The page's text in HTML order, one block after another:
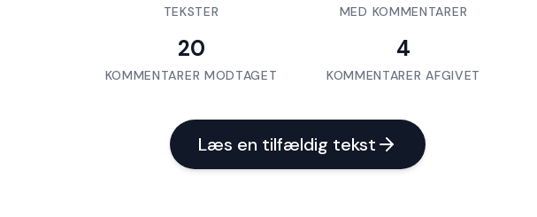
TEKSTER MED KOMMENTARER
20
KOMMENTARER MODTAGET
4
KOMMENTARER AFGIVET
Læs en tilfældig tekst